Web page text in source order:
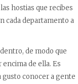
hostias que recibes
cada departamento a
de modo que
de ella. Es
gusto conocer a gente